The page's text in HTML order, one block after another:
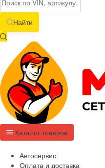
Найти
Каталог товаров
Автосервис
Оплата и доставка